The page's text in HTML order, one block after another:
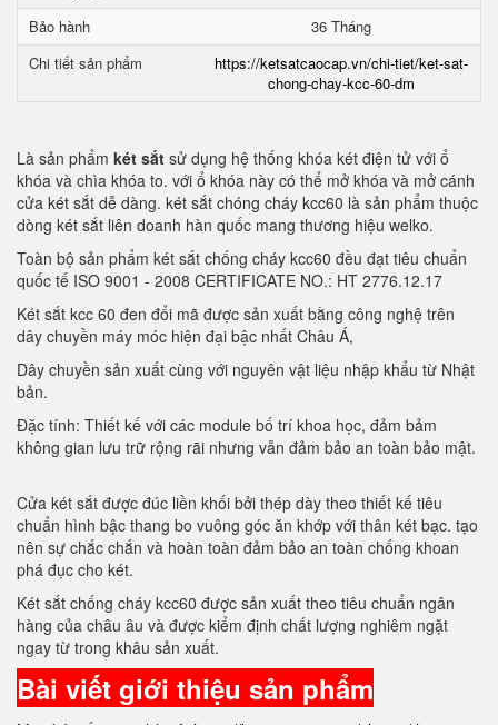
Bảo hành
36 Tháng
Chi tiết sản phẩm
https://ketsatcaocap.vn/chi-tiet/ket-sat-
chong-chay-kcc-60-dm
Là sản phẩm két sắt sử dụng hệ thống khóa két điện tử với ổ
khóa và chìa khóa to. với ổ khóa này có thể mở khóa và mở cánh
cửa két sắt dễ dàng. két sắt chóng cháy kcc60 là sản phẩm thuộc
dòng két sắt liên doanh hàn quốc mang thương hiệu welko.
Toàn bộ sản phẩm két sắt chống cháy kcc60 đều đạt tiêu chuẩn
quốc tế ISO 9001 - 2008 CERTIFICATE NO.: HT 2776.12.17
Két sắt kcc 60 đen đổi mã được sản xuất bằng công nghệ trên
dây chuyền máy móc hiện đại bậc nhất Châu Á,
Dây chuyền sản xuất cùng với nguyên vật liệu nhập khẩu từ Nhật
bản.
Đặc tính: Thiết kế với các module bố trí khoa học, đảm bảm
không gian lưu trữ rộng rãi nhưng vẫn đảm bảo an toàn bảo mật.
Cửa két sắt được đúc liền khối bởi thép dày theo thiết kế tiêu
chuẩn hình bậc thang bo vuông góc ăn khớp với thân két bạc. tạo
nên sự chắc chắn và hoàn toàn đảm bảo an toàn chống khoan
phá đục cho két.
Két sắt chống cháy kcc60 được sản xuất theo tiêu chuẩn ngân
hàng của châu âu và được kiểm định chất lượng nghiêm ngặt
ngay từ trong khâu sản xuất.
Bài viết giới thiệu sản phẩm